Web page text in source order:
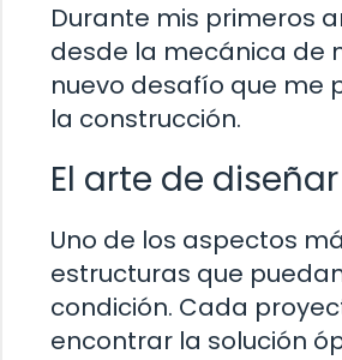
Durante mis primeros
desde la mecánica de
nuevo desafío que me
la construcción.
El arte de
Uno de los aspectos
estructuras que
condición. Cada
encontrar la solución